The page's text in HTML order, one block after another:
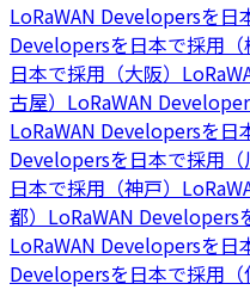
LoRaWAN Developersを日
Developersを日本で採用（
日本で採用（大阪）
古屋） LoRaWAN
LoRaWAN Developersを日
Developersを日本で採用（
日本で採用（神戸）
都） LoRaWAN Developers
LoRaWAN Developersを日
Developersを日本で採用（